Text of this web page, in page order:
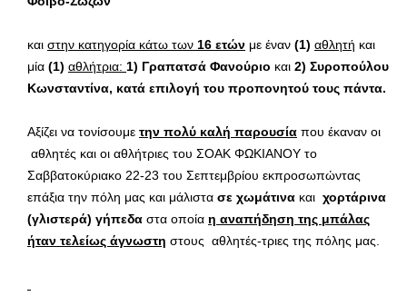
και στην κατηγορία κάτω των 16 ετών με έναν (1) αθλητή και
μία (1) αθλήτρια: 1) Γραπατσά Φανούριο και 2) Συροπούλου
Κωνσταντίνα, κατά επιλογή του προπονητού τους πάντα.
Αξίζει να τονίσουμε την πολύ καλή παρουσία που έκαναν οι
αθλητές και οι αθλήτριες του ΣΟΑΚ ΦΩΚΙΑΝΟΥ το
Σαββατοκύριακο 22-23 του Σεπτεμβρίου εκπροσωπώντας
επάξια την πόλη μας και μάλιστα σε χωμάτινα και χορτάρινα
(γλιστερά) γήπεδα στα οποία η αναπήδηση της μπάλας
ήταν τελείως άγνωστη στους αθλητές-τριες της πόλης μας.